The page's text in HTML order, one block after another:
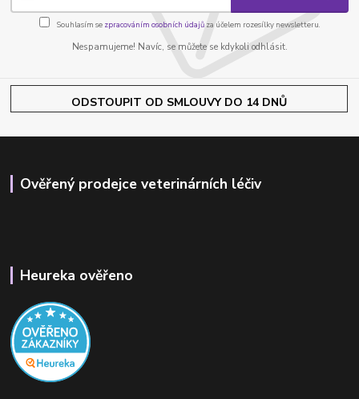
Souhlasím se zpracováním osobních údajůza účelem rozesílky newsletteru.
Nespamujeme! Navíc, se můžete se kdykoli odhlásit.
ODSTOUPIT OD SMLOUVY DO 14 DNŮ
Ověřený prodejce veterinárních léčiv
Heureka ověřeno